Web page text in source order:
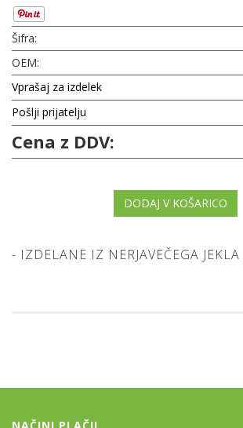
Šifra:
OEM:
Vprašaj za izdelek
Pošlji prijatelju
Cena z DDV:
DODAJ V KOŠARICO
- IZDELANE IZ NERJAVEČEGA JEKLA